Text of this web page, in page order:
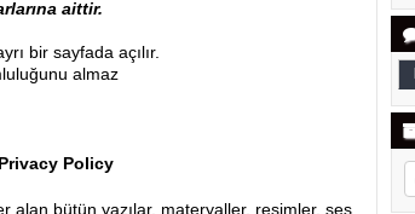
aittir.
bir sayfada açılır.
almaz
Policy
alan bütün yazılar, materyaller, resimler, ses